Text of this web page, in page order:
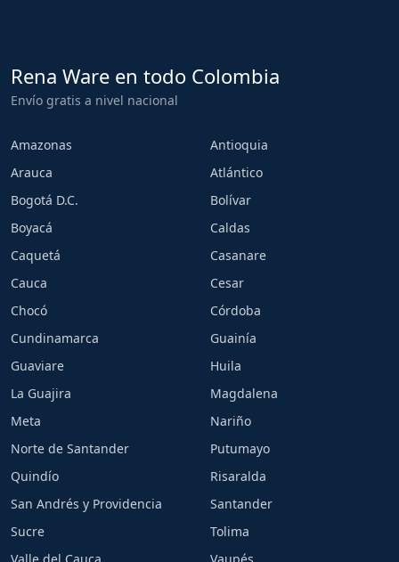
Rena Ware en todo Colombia
Envío gratis a nivel nacional
Amazonas
Antioquia
Arauca
Atlántico
Bogotá D.C.
Bolívar
Boyacá
Caldas
Caquetá
Casanare
Cauca
Cesar
Chocó
Córdoba
Cundinamarca
Guainía
Guaviare
Huila
La Guajira
Magdalena
Meta
Nariño
Norte de Santander
Putumayo
Quindío
Risaralda
San Andrés y Providencia
Santander
Sucre
Tolima